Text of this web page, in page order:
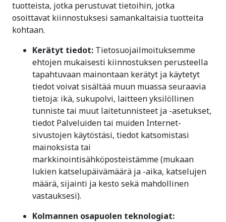
tuotteista, jotka perustuvat tietoihin, jotka
osoittavat kiinnostuksesi samankaltaisia tuotteita
kohtaan.
Kerätyt tiedot: Tietosuojailmoituksemme
ehtojen mukaisesti kiinnostuksen perusteella
tapahtuvaan mainontaan kerätyt ja käytetyt
tiedot voivat sisältää muun muassa seuraavia
tietoja: ikä, sukupolvi, laitteen yksilöllinen
tunniste tai muut laitetunnisteet ja -asetukset,
tiedot Palveluiden tai muiden Internet-
sivustojen käytöstäsi, tiedot katsomistasi
mainoksista tai
markkinointisähköposteistämme (mukaan
lukien katselupäivämäärä ja -aika, katselujen
määrä, sijainti ja kesto sekä mahdollinen
vastauksesi).
Kolmannen osapuolen teknologiat: